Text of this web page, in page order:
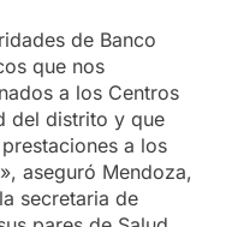
de Banco
que nos
a los Centros
del distrito y que
a los
aseguró Mendoza,
secretaria de